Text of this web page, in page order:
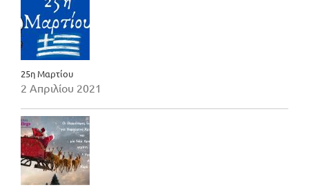
25η Μαρτίου
2 Απριλίου 2021